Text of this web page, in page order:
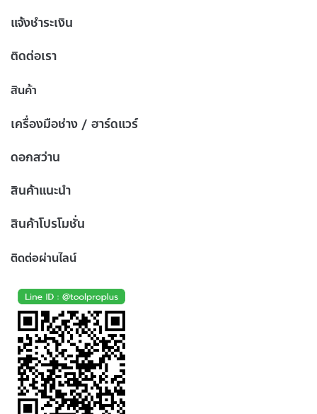
แจ้งชำระเงิน
ติดต่อเรา
สินค้า
เครื่องมือช่าง / ฮาร์ดแวร์
ดอกสว่าน
สินค้าแนะนำ
สินค้าโปรโมชั่น
ติดต่อผ่านไลน์